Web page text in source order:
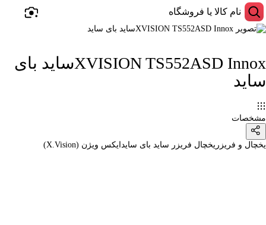
XVISION TS552ASD Innoxساید بای
ساید
مشخصات
یخچال و فریزر یخچال فریزر ساید بای ساید ایکس ویژن (X.Vision)